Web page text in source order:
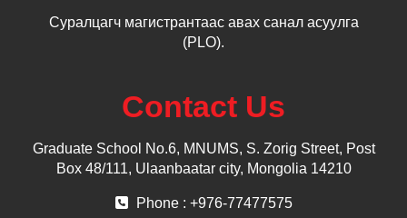
Суралцагч магистрантаас авах санал асуулга
(PLO).
Contact Us
Graduate School No.6, MNUMS, S. Zorig Street, Post
Box 48/111, Ulaanbaatar city, Mongolia 14210
Phone : +976-77477575